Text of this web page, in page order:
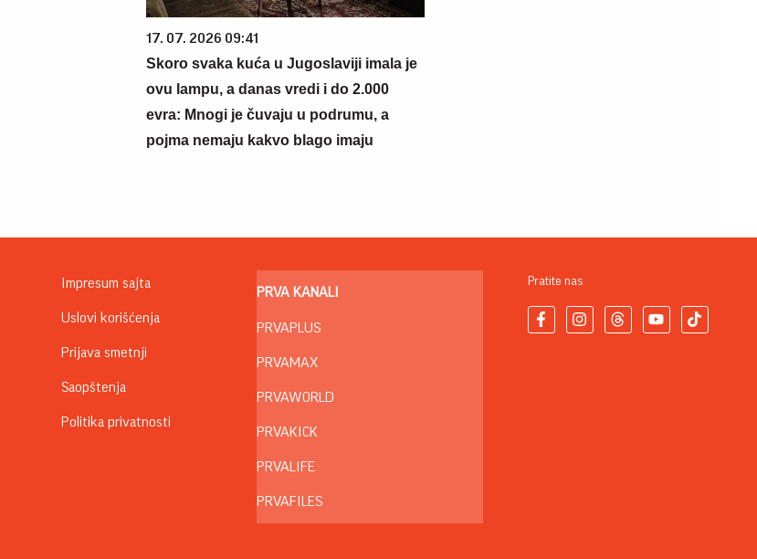
17. 07. 2026 09:41
Skoro svaka kuća u Jugoslaviji imala je
ovu lampu, a danas vredi i do 2.000
evra: Mnogi je čuvaju u podrumu, a
pojma nemaju kakvo blago imaju
Impresum sajta
Uslovi korišćenja
Prijava smetnji
Saopštenja
Politika privatnosti
PRVA KANALI
PRVAPLUS
PRVAMAX
PRVAWORLD
PRVAKICK
PRVALIFE
PRVAFILES
Pratite nas